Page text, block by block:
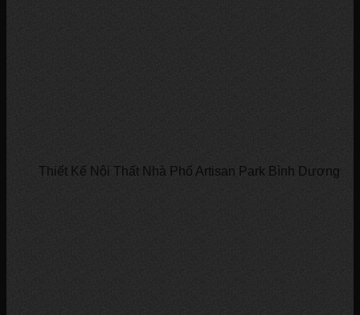
Thiết Kế Nội Thất Nhà Phố Artisan Park Bình Dương